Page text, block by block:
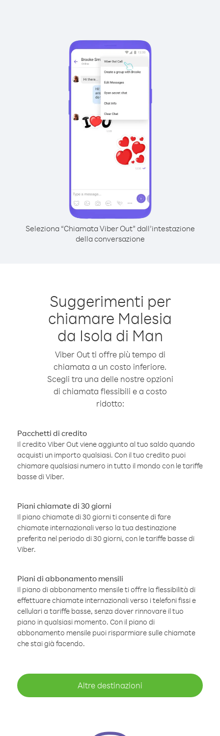
Seleziona “Chiamata Viber Out” dall’intestazione
della conversazione
Suggerimenti per
chiamare Malesia
da Isola di Man
Viber Out ti offre più tempo di
chiamata a un costo inferiore.
Scegli tra una delle nostre opzioni
di chiamata flessibili e a costo
ridotto:
Pacchetti di credito
Il credito Viber Out viene aggiunto al tuo saldo quando
acquisti un importo qualsiasi. Con il tuo credito puoi
chiamare qualsiasi numero in tutto il mondo con le tariffe
basse di Viber.
Piani chiamate di 30 giorni
Il piano chiamate di 30 giorni ti consente di fare
chiamate internazionali verso la tua destinazione
preferita nel periodo di 30 giorni, con le tariffe basse di
Viber.
Piani di abbonamento mensili
Il piano di abbonamento mensile ti offre la flessibilità di
effettuare chiamate internazionali verso i telefoni fissi e
cellulari a tariffe basse, senza dover rinnovare il tuo
piano in qualsiasi momento. Con il piano di
abbonamento mensile puoi risparmiare sulle chiamate
che stai già facendo.
Altre destinazioni